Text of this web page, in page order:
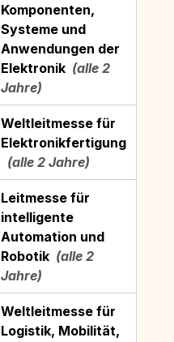
Komponenten,
Systeme und
Anwendungen der
Elektronik (alle 2
Jahre)
Weltleitmesse für
Elektronikfertigung
(alle 2 Jahre)
Leitmesse für
intelligente
Automation und
Robotik (alle 2
Jahre)
Weltleitmesse für
Logistik, Mobilität,